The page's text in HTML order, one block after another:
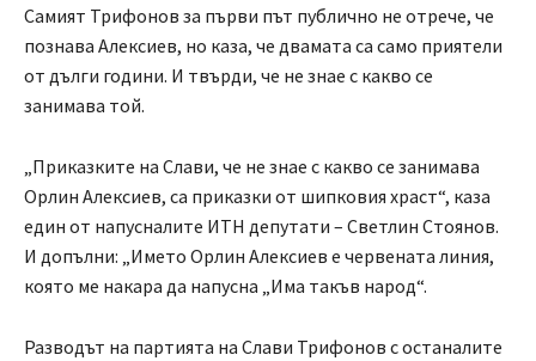
Самият Трифонов за първи път публично не отрече, че
познава Алексиев, но каза, че двамата са само приятели
от дълги години. И твърди, че не знае с какво се
занимава той.
„Приказките на Слави, че не знае с какво се занимава
Орлин Алексиев, са приказки от шипковия храст“, каза
един от напусналите ИТН депутати – Светлин Стоянов.
И допълни: „Името Орлин Алексиев е червената линия,
която ме накара да напусна „Има такъв народ“.
Разводът на партията на Слави Трифонов с останалите